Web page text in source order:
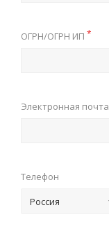
ОГРН/ОГРН ИП *
Электронная почта
Телефон
Россия